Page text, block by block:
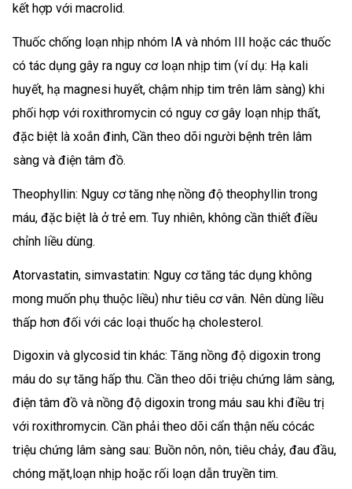
kết hợp với macrolid.
Thuốc chống loạn nhịp nhóm IA và nhóm III hoặc các thuốc
có tác dụng gây ra nguy cơ loạn nhịp tim (ví dụ: Hạ kali
huyết, hạ magnesi huyết, chậm nhịp tim trên lâm sàng) khi
phối hợp với roxithromycin có nguy cơ gây loạn nhịp thất,
đặc biệt là xoắn đinh, Cần theo dõi người bệnh trên lâm
sàng và điện tâm đồ.
Theophyllin: Nguy cơ tăng nhẹ nồng độ theophyllin trong
máu, đặc biệt là ở trẻ em. Tuy nhiên, không cần thiết điều
chỉnh liều dùng.
Atorvastatin, simvastatin: Nguy cơ tăng tác dụng không
mong muốn phụ thuộc liều) như tiêu cơ vân. Nên dùng liều
thấp hơn đối với các loại thuốc hạ cholesterol.
Digoxin và glycosid tin khác: Tăng nồng độ digoxin trong
máu do sự tăng hấp thu. Cần theo dõi triệu chứng lâm sàng,
điện tâm đồ và nồng độ digoxin trong máu sau khi điều trị
với roxithromycin. Cần phải theo dõi cẩn thận nếu cócác
triệu chứng lâm sàng sau: Buồn nôn, nôn, tiêu chảy, đau đầu,
chóng mặt,loạn nhịp hoặc rối loạn dẫn truyền tim.